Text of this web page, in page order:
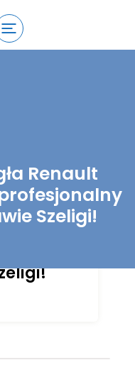
Renault
Szeligi!